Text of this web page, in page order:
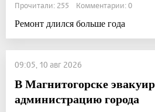
Прочитали: 255 Комментарии: 0
Ремонт длился больше года
09:05, 10 авг 2026
В Магнитогорске
администрацию города